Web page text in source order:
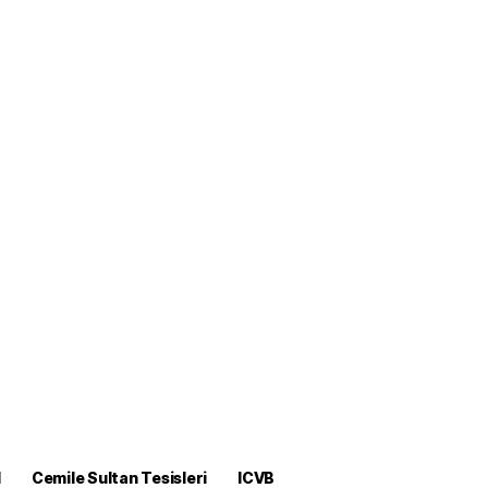
Cemile Sultan Tesisleri ICVB